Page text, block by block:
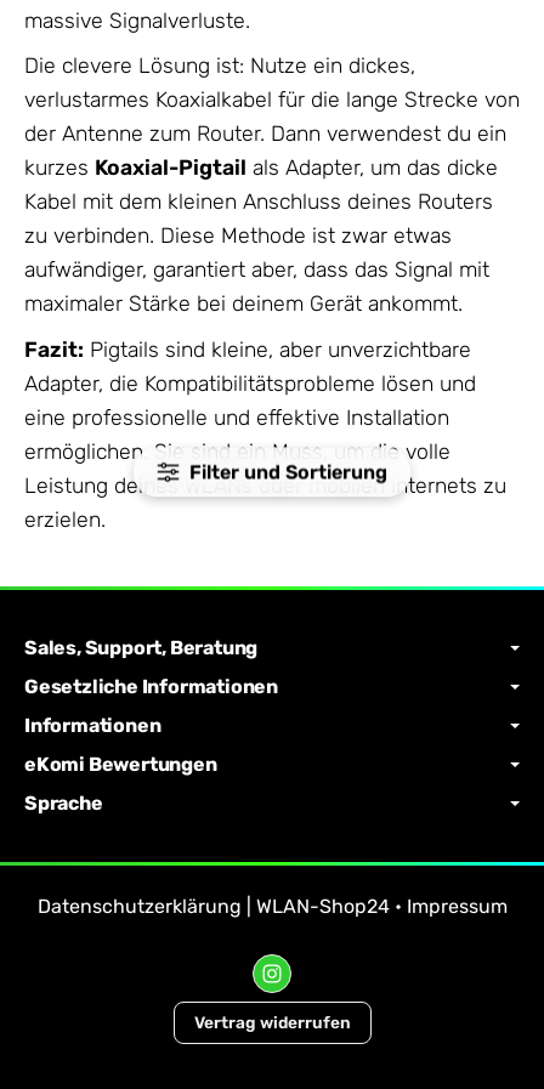
Filter und Sortierung
massive Signalverluste.
Die clevere Lösung ist: Nutze ein dickes,
verlustarmes Koaxialkabel für die lange Strecke von
der Antenne zum Router. Dann verwendest du ein
kurzes Koaxial-Pigtail als Adapter, um das dicke
Kabel mit dem kleinen Anschluss deines Routers
zu verbinden. Diese Methode ist zwar etwas
aufwändiger, garantiert aber, dass das Signal mit
maximaler Stärke bei deinem Gerät ankommt.
Fazit: Pigtails sind kleine, aber unverzichtbare
Adapter, die Kompatibilitätsprobleme lösen und
eine professionelle und effektive Installation
ermöglichen. Sie sind ein Muss, um die volle
Leistung deines WLANs oder mobilen Internets zu
erzielen.
Sales, Support, Beratung
Gesetzliche Informationen
Informationen
eKomi Bewertungen
Sprache
Datenschutzerklärung | WLAN-Shop24 • Impressum
Vertrag widerrufen